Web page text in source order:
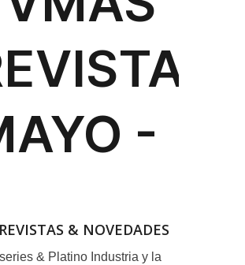
& NOVEDADES
& Platino Industria y la